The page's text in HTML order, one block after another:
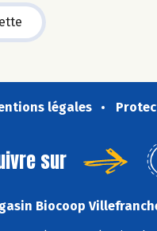
légales
sur
Biocoop